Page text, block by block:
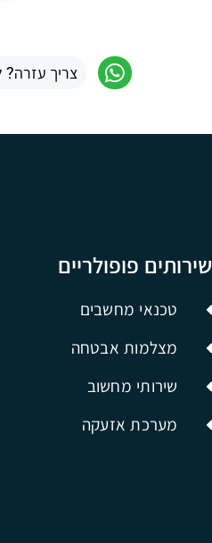
צריך
שירותים פופולריים
טכנאי מחשבים
מצלמות אבטחה
שירותי מחשוב
מערכת אזעקה